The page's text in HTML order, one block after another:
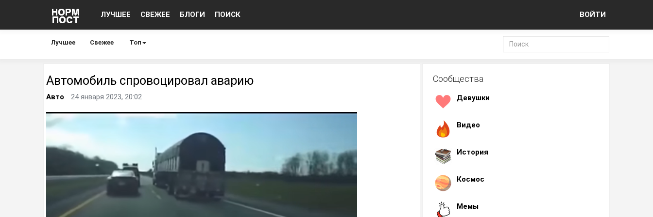
ЛУЧШЕЕ СВЕЖЕЕ БЛОГИ ПОИСК ВОЙТИ
Лучшее Свежее Топ
Автомобиль спровоцировал аварию
Авто 24 января 2023, 20:02
Сообщества
Девушки
Видео
История
Космос
Мемы